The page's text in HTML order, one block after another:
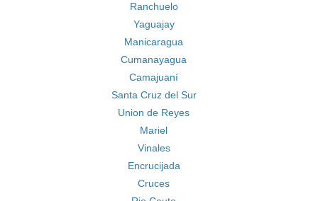
Ranchuelo
Yaguajay
Manicaragua
Cumanayagua
Camajuaní
Santa Cruz del Sur
Union de Reyes
Mariel
Vinales
Encrucijada
Cruces